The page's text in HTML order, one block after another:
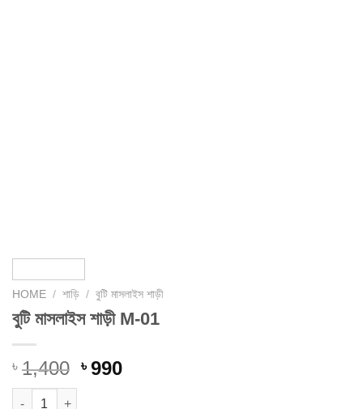
HOME / শাড়ি / বুটি মাসলাইস শাড়ী
বুটি মাসলাইস শাড়ী M-01
৳ 1,400 ৳990
বুটি মাসলাইস শাড়ী M-01 quantity